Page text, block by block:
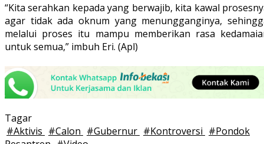
“Kita serahkan kepada yang berwajib, kita kawal
agar tidak ada oknum yang menungganginya,
melalui proses itu mampu memberikan rasa
untuk semua,” imbuh Eri. (Apl)
Tagar
#Aktivis #Calon #Gubernur #Kontroversi #Pondok